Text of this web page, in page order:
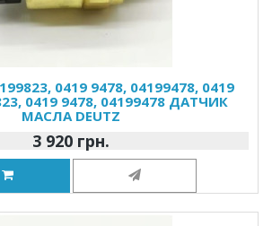
0419 9478, 04199478, 0419
0419 9478, 04199478 ДАТЧИК
МАСЛА DEUTZ
3 920 грн.